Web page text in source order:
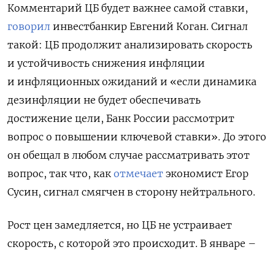
Комментарий ЦБ будет важнее самой ставки,
говорил инвестбанкир Евгений Коган. Сигнал
такой: ЦБ продолжит анализировать скорость
и устойчивость снижения инфляции
и инфляционных ожиданий и «если динамика
дезинфляции не будет обеспечивать
достижение цели, Банк России рассмотрит
вопрос о повышении ключевой ставки». До этого
он обещал в любом случае рассматривать этот
вопрос, так что, как отмечает экономист Егор
Сусин, сигнал смягчен в сторону нейтрального.
Рост цен замедляется, но ЦБ не устраивает
скорость, с которой это происходит. В январе –